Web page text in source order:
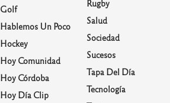
Golf
Hablemos Un Poco
Hockey
Hoy Comunidad
Hoy Córdoba
Hoy Día Clip
Rugby
Salud
Sociedad
Sucesos
Tapa Del Día
Tecnología